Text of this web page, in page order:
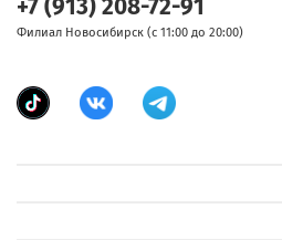
+7 (913) 208-72-91
Филиал Новосибирск (с 11:00 до 20:00)